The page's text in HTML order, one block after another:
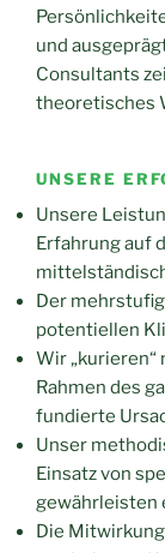
und
Consultants
theoretisches
UNSERE
Unsere
Erfahrung auf
Der
potentiellen
Wir
Rahmen des
fundierte
Unser
Einsatz von
gewährleisten
Die